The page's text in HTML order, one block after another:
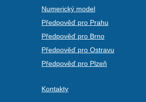
Numerický model
Předpověď pro Prahu
Předpověď pro Brno
Předpověď pro Ostravu
Předpověď pro Plzeň
Kontakty